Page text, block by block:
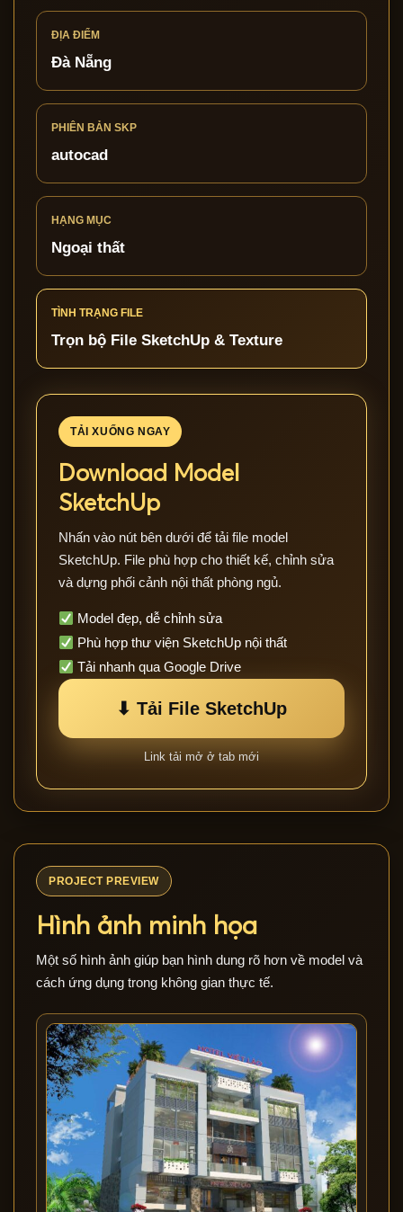
ĐỊA ĐIỂM
Đà Nẵng
PHIÊN BẢN SKP
autocad
HẠNG MỤC
Ngoại thất
TÌNH TRẠNG FILE
Trọn bộ File SketchUp & Texture
TẢI XUỐNG NGAY
Download Model
SketchUp
Nhấn vào nút bên dưới để tải file model
SketchUp. File phù hợp cho thiết kế, chỉnh sửa
và dựng phối cảnh nội thất phòng ngủ.
Model đẹp, dễ chỉnh sửa
Phù hợp thư viện SketchUp nội thất
Tải nhanh qua Google Drive
⬇ Tải File SketchUp
Link tải mở ở tab mới
PROJECT PREVIEW
Hình ảnh minh họa
Một số hình ảnh giúp bạn hình dung rõ hơn về model và
cách ứng dụng trong không gian thực tế.